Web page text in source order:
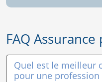
FAQ
Quel est le meilleur
pour une profession